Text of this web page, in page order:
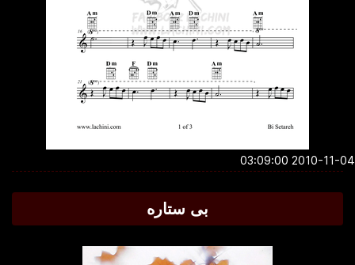
2010-11-04
بی ستاره